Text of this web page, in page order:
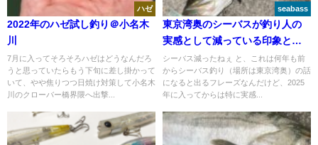
ハゼ
2022年のハゼ試し釣り＠小名木
川
7月に入ってそろそろハゼはどうなんだろ
うと思っていたらもう下旬に差し掛かって
いて、やや焦りつつ日焼け対策して小名木
川のクローバー橋界隈へ出撃...
seabass
東京湾奥のシーバスが釣り人の
実感として減っている印象と漁
業のシーバス漁獲高
シーバス減ったねぇ と、これは何年も前
からシーバス釣り（場所は東京湾奥）の話
になると出るフレーズなんだけど、2025
年に入ってからは特に実感...